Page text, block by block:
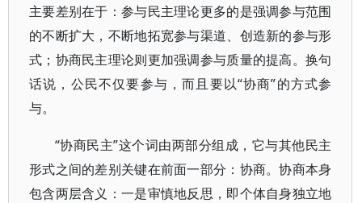
主要差别在于：参与民主理论更多的是强调参与范围
的不断扩大，不断地拓宽参与渠道、创造新的参与形
式；协商民主理论则更加强调参与质量的提高。换句
话说，公民不仅要参与，而且要以“协商”的方式参
与。
“协商民主”这个词由两部分组成，它与其他民主
形式之间的差别关键在前面一部分：协商。协商本身
包含两层含义：一是审慎地反思，即个体自身独立地